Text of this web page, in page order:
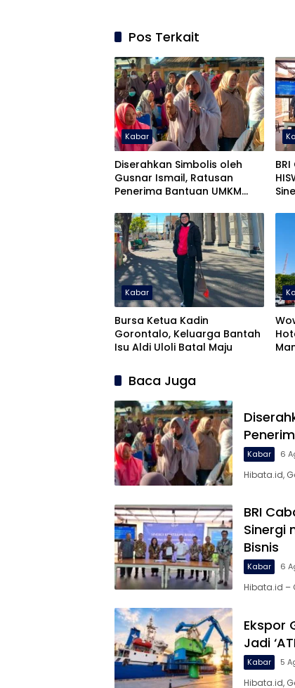
Pos Terkait
Kabar
Diserahkan Simbolis oleh
Gusnar Ismail, Ratusan
Penerima Bantuan UMKM
Kabar
Bursa Ketua Kadin
Gorontalo, Keluarga Bantah
Isu Aldi Uloli Batal Maju
Baca Juga
Kabar 6
Hibata.id,
BRI
Sinergi
Bisnis
Kabar 6
Hibata.id –
Ekspor
Jadi
Kabar 5
Hibata.id,